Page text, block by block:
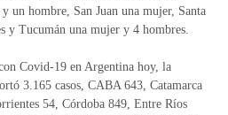
un hombre, San Juan una mujer, Santa
y Tucumán una mujer y 4 hombres.
Covid-19 en Argentina hoy, la
3.165 casos, CABA 643, Catamarca
54, Córdoba 849, Entre Ríos